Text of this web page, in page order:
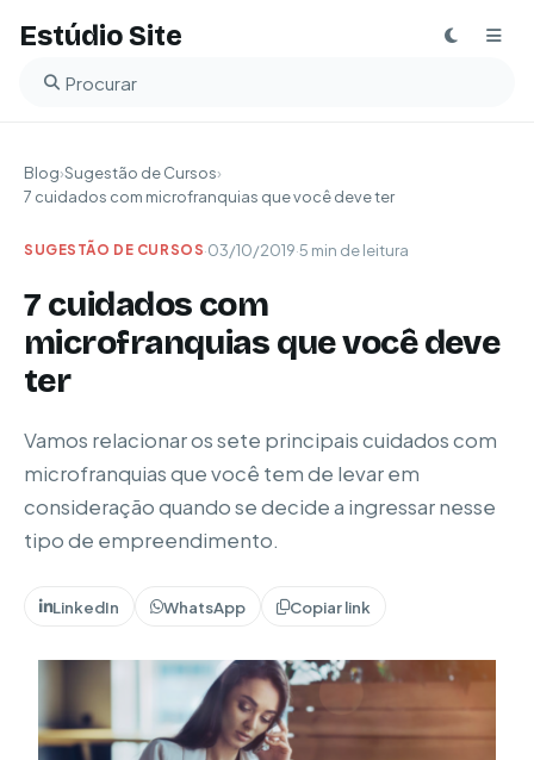
Estúdio Site
Buscar no blog
Blog›Sugestão de Cursos›
7 cuidados com microfranquias que você deve ter
SUGESTÃO DE CURSOS·03/10/2019·5 min de leitura
7 cuidados com
microfranquias que você deve
ter
Vamos relacionar os sete principais cuidados com
microfranquias que você tem de levar em
consideração quando se decide a ingressar nesse
tipo de empreendimento.
LinkedIn WhatsApp Copiar link